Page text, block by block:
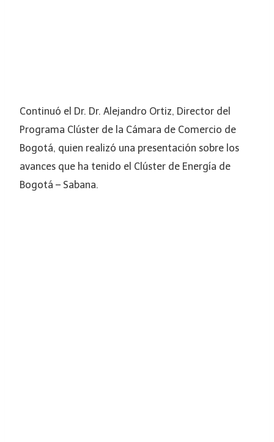
Continuó el Dr. Dr. Alejandro Ortiz, Director del
Programa Clúster de la Cámara de Comercio de
Bogotá, quien realizó una presentación sobre los
avances que ha tenido el Clúster de Energía de
Bogotá – Sabana.